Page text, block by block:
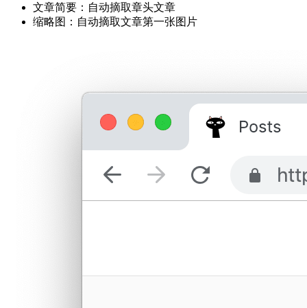
文章简要：自动摘取章头文章
缩略图：自动摘取文章第一张图片